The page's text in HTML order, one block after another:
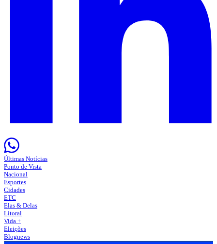
Últimas Notícias
Ponto de Vista
Nacional
Esportes
Cidades
ETC
Elas & Delas
Litoral
Vida +
Eleições
Blognews